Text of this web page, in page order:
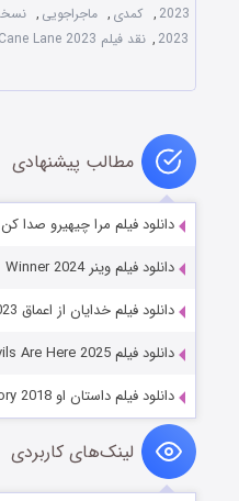
2023
, کمدی , ماجراجویی ,
2023
, نقد فیلم Candy Cane Lane 2023
مطالب پیشنهادی
دانلود فیلم مرا چیهیرو صدا کن Call Me Chihiro 2023
دانلود فیلم وینر Winner 2024
دانلود فیلم خدایان از اعماق Gods of the Deep 2023
دانلود فیلم All the Devils Are Here 2025
دانلود فیلم داستان او Herstory 2018
لینک‌های کاربردی